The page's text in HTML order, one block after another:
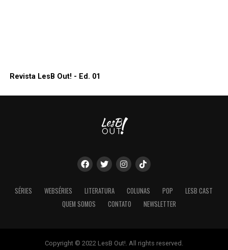
Revista LesB Out! - Ed. 01
SÉRIES WEBSÉRIES LITERATURA COLUNAS POP
LESB CAST
QUEM SOMOS
CONTATO NEWSLETTER
Copyright © 2022 LesB Out!. All rights reserved.